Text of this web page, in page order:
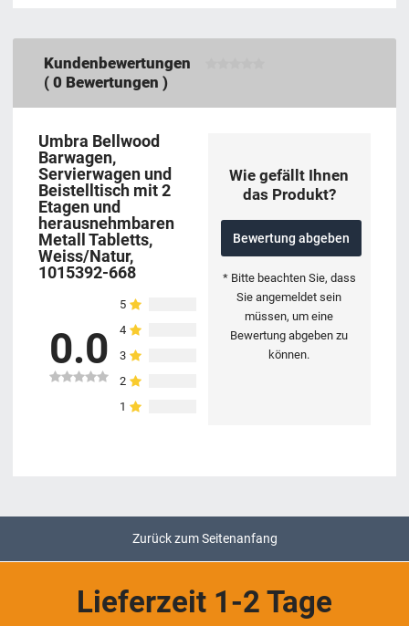
Kundenbewertungen
( 0 Bewertungen )
Umbra Bellwood
Barwagen,
Servierwagen und
Beistelltisch mit 2
Etagen und
herausnehmbaren
Metall Tabletts,
Weiss/Natur,
1015392-668
0.0
5
4
3
2
1
Wie gefällt Ihnen
das Produkt?
Bewertung abgeben
* Bitte beachten Sie, dass
Sie angemeldet sein
müssen, um eine
Bewertung abgeben zu
können.
Zurück zum Seitenanfang
Lieferzeit 1-2 Tage